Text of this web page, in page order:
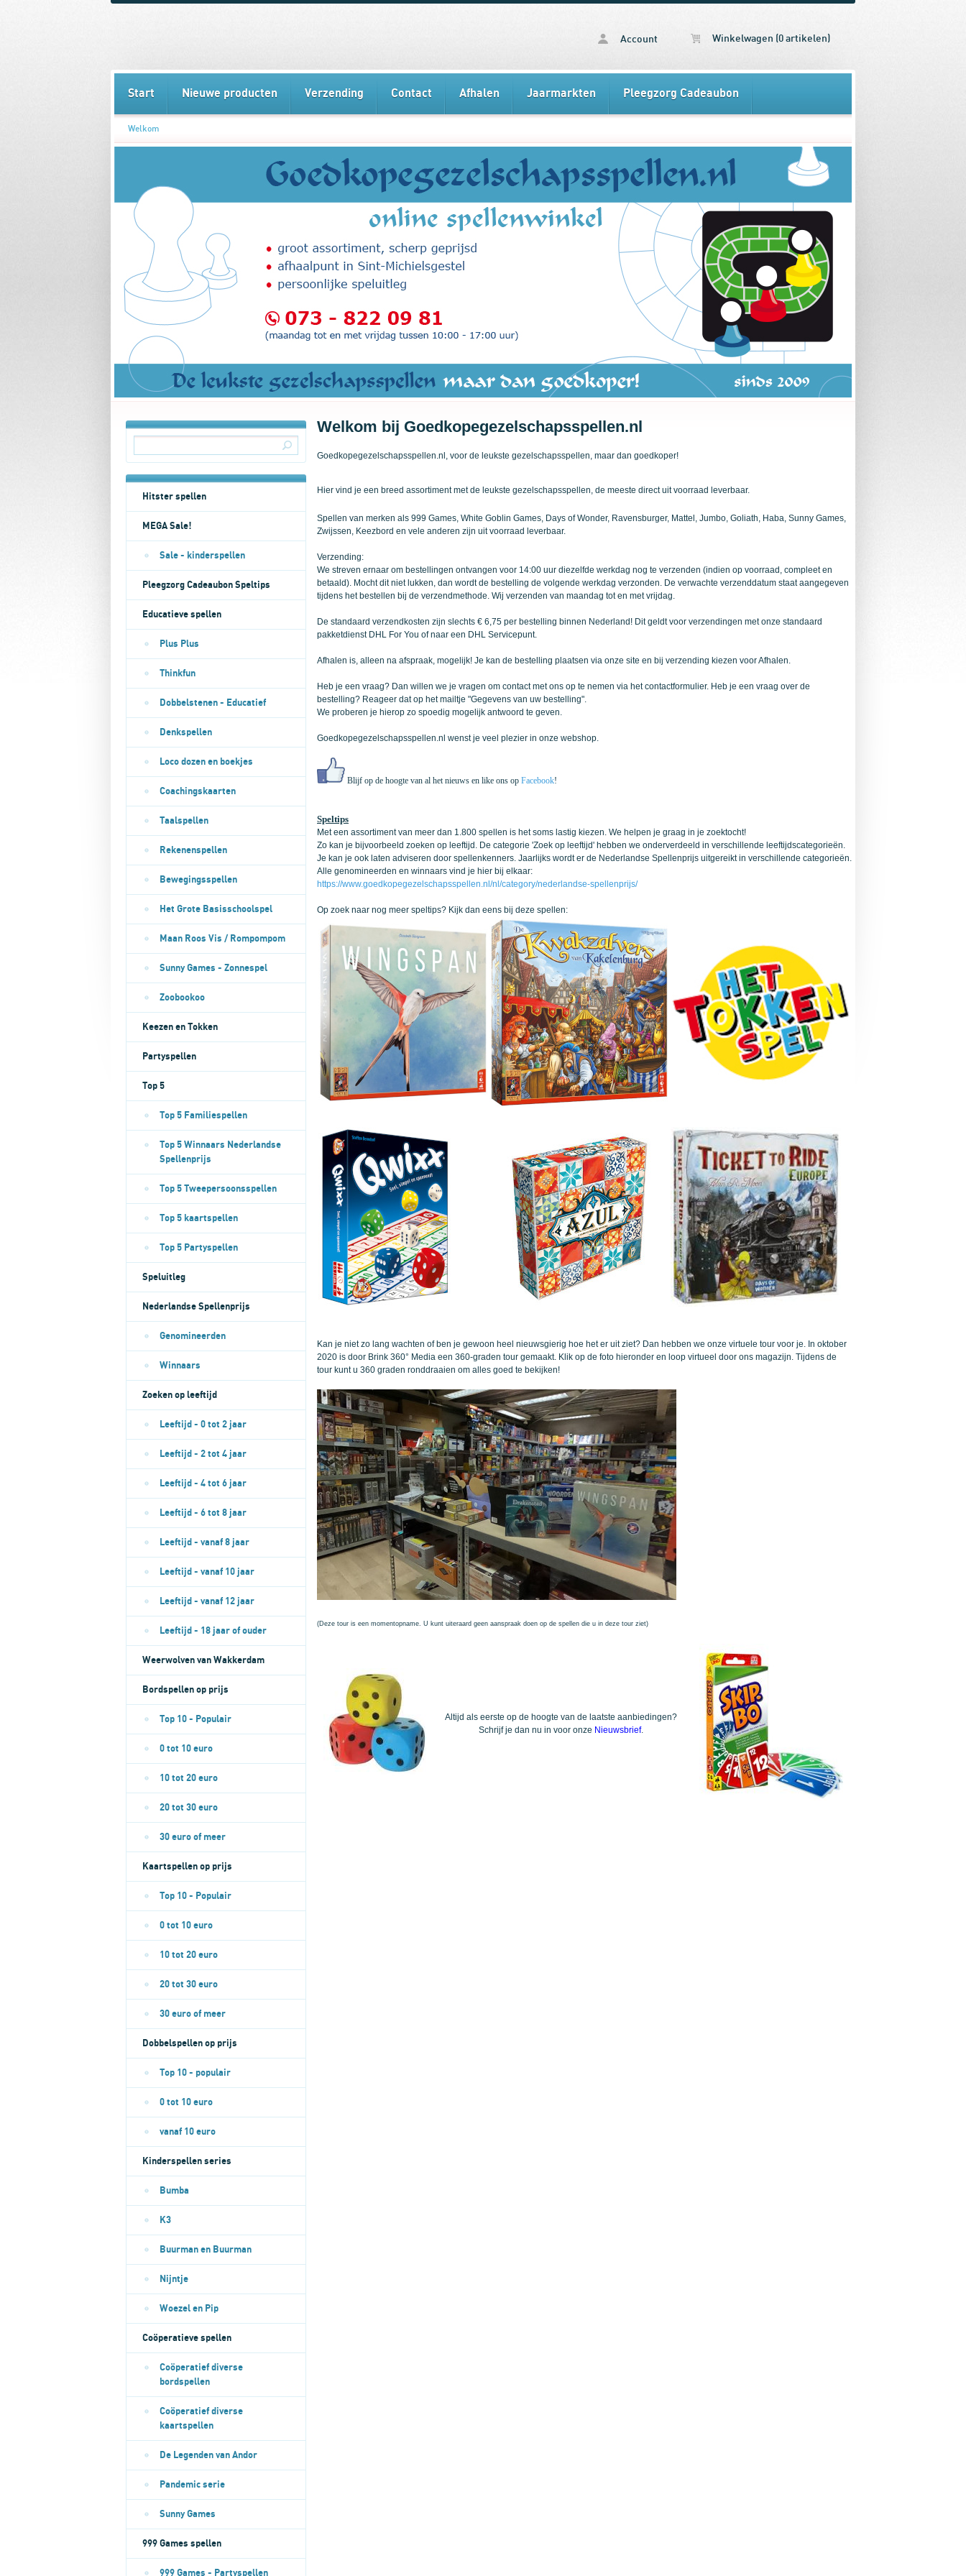
Account Winkelwagen (0 artikelen)
Start Nieuwe producten Verzending Contact Afhalen Jaarmarkten Pleegzorg Cadeaubon
Welkom
Hitster spellen
MEGA Sale!
Sale - kinderspellen
Pleegzorg Cadeaubon Speltips
Educatieve spellen
Plus Plus
Thinkfun
Dobbelstenen - Educatief
Denkspellen
Loco dozen en boekjes
Coachingskaarten
Taalspellen
Rekenenspellen
Bewegingsspellen
Het Grote Basisschoolspel
Maan Roos Vis / Rompompom
Sunny Games - Zonnespel
Zoobookoo
Keezen en Tokken
Partyspellen
Top 5
Top 5 Familiespellen
Top 5 Winnaars Nederlandse
Spellenprijs
Top 5 Tweepersoonsspellen
Top 5 kaartspellen
Top 5 Partyspellen
Speluitleg
Nederlandse Spellenprijs
Genomineerden
Winnaars
Zoeken op leeftijd
Leeftijd - 0 tot 2 jaar
Leeftijd - 2 tot 4 jaar
Leeftijd - 4 tot 6 jaar
Leeftijd - 6 tot 8 jaar
Leeftijd - vanaf 8 jaar
Leeftijd - vanaf 10 jaar
Leeftijd - vanaf 12 jaar
Leeftijd - 18 jaar of ouder
Weerwolven van Wakkerdam
Bordspellen op prijs
Top 10 - Populair
0 tot 10 euro
10 tot 20 euro
20 tot 30 euro
30 euro of meer
Kaartspellen op prijs
Top 10 - Populair
0 tot 10 euro
10 tot 20 euro
20 tot 30 euro
30 euro of meer
Dobbelspellen op prijs
Top 10 - populair
0 tot 10 euro
vanaf 10 euro
Kinderspellen series
Bumba
K3
Buurman en Buurman
Nijntje
Woezel en Pip
Coöperatieve spellen
Coöperatief diverse
bordspellen
Coöperatief diverse
kaartspellen
De Legenden van Andor
Pandemic serie
Sunny Games
999 Games spellen
999 Games - Partyspellen
Welkom bij Goedkopegezelschapsspellen.nl
Goedkopegezelschapsspellen.nl, voor de leukste gezelschapsspellen, maar dan goedkoper!
Hier vind je een breed assortiment met de leukste gezelschapsspellen, de meeste direct uit voorraad leverbaar.
Spellen van merken als 999 Games, White Goblin Games, Days of Wonder, Ravensburger, Mattel, Jumbo, Goliath, Haba, Sunny Games,
Zwijssen, Keezbord en vele anderen zijn uit voorraad leverbaar.
Verzending:
We streven ernaar om bestellingen ontvangen voor 14:00 uur diezelfde werkdag nog te verzenden (indien op voorraad, compleet en
betaald). Mocht dit niet lukken, dan wordt de bestelling de volgende werkdag verzonden. De verwachte verzenddatum staat aangegeven
tijdens het bestellen bij de verzendmethode. Wij verzenden van maandag tot en met vrijdag.
De standaard verzendkosten zijn slechts € 6,75 per bestelling binnen Nederland! Dit geldt voor verzendingen met onze standaard
pakketdienst DHL For You of naar een DHL Servicepunt.
Afhalen is, alleen na afspraak, mogelijk! Je kan de bestelling plaatsen via onze site en bij verzending kiezen voor Afhalen.
Heb je een vraag? Dan willen we je vragen om contact met ons op te nemen via hetcontactformulier. Heb je een vraag over de
bestelling? Reageer dat op het mailtje "Gegevens van uw bestelling".
We proberen je hierop zo spoedig mogelijk antwoord te geven.
Goedkopegezelschapsspellen.nl wenst je veel plezier in onze webshop.
Blijf op de hoogte van al het nieuws en like ons op Facebook!
Speltips
Met een assortiment van meer dan 1.800 spellen is het soms lastig kiezen. We helpen je graag in je zoektocht!
Zo kan je bijvoorbeeld zoeken op leeftijd. De categorie 'Zoek op leeftijd' hebben we onderverdeeld in verschillende leeftijdscategorieën.
Je kan je ook laten adviseren door spellenkenners. Jaarlijks wordt er de Nederlandse Spellenprijs uitgereikt in verschillende categorieën.
Alle genomineerden en winnaars vind je hier bij elkaar:
https://www.goedkopegezelschapsspellen.nl/nl/category/nederlandse-spellenprijs/
Op zoek naar nog meer speltips? Kijk dan eens bij deze spellen:
Kan je niet zo lang wachten of ben je gewoon heel nieuwsgierig hoe het er uit ziet? Dan hebben we onze virtuele tour voor je. In oktober
2020 is door Brink 360° Media een 360-graden tour gemaakt. Klik op de foto hieronder en loop virtueel door ons magazijn. Tijdens de
tour kunt u 360 graden ronddraaien om alles goed te bekijken!
(Deze tour is een momentopname. U kunt uiteraard geen aanspraak doen op de spellen die u in deze tour ziet)
Altijd als eerste op de hoogte van de laatste aanbiedingen?
Schrijf je dan nu in voor onze Nieuwsbrief.